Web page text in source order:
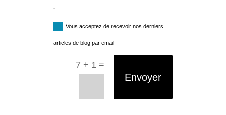
.
Vous acceptez de recevoir nos derniers
articles de blog par email
7 + 1 =
Envoyer